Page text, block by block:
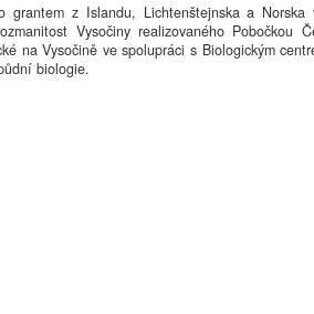
grantem z Islandu, Lichtenštejnska a Norska
Vysočiny realizovaného Pobočkou
na Vysočině ve spolupráci s Biologickým
biologie.